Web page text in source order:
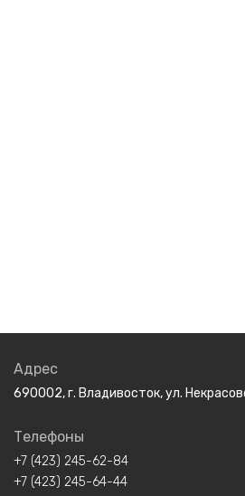
Адрес
690002, г. Владивосток, ул.
Телефоны
+7 (423) 245-62-84
+7 (423) 245-64-44